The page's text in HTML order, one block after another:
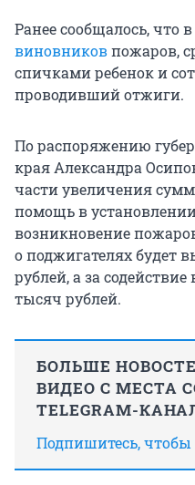
Ранее сообщалось, что
виновниковпожаров,
спичками ребенок и
проводивший отжиги.
По распоряжению
края Александра
части увеличения
помощь в
возникновение
о поджигателях будет
рублей, а за
тысяч рублей.
БОЛЬШЕ
ВИДЕО С МЕСТА
TELEGRAM-
Подпишитесь, чтобы